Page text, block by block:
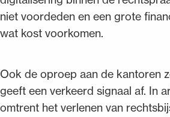
niet voordeden en een grote
wat kost voorkomen.
Ook de oproep aan de kantoren
geeft een verkeerd signaal af. In
omtrent het verlenen van